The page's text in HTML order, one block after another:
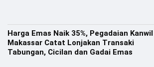
Harga Emas Naik 35%, Pegadaian Kanwil
Makassar Catat Lonjakan Transaki
Tabungan, Cicilan dan Gadai Emas